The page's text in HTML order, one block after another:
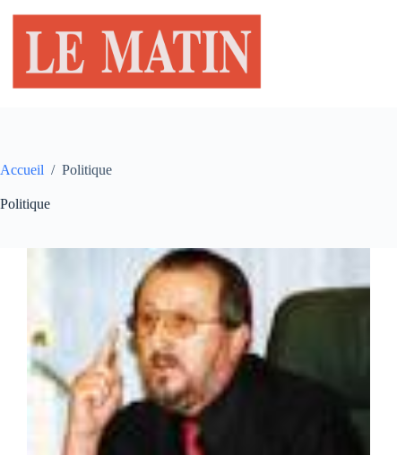
contenu
Accueil / Politique
Politique